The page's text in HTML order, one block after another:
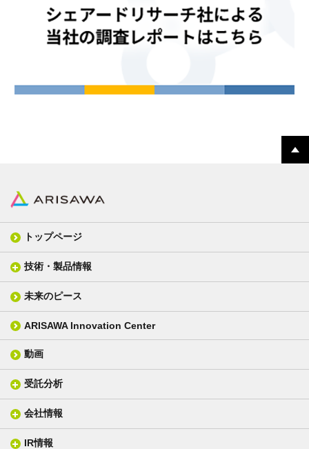
トップページ
技術・製品情報
FPC材料
カバーレイフィルム
銅張り積層板
層間接着シート
3D材料
電気絶縁・産業構造材料
織物製品
未来のピース
ARISAWA Innovation Center
動画
受託分析
分析メニュー(事例)
会社情報
会社概要
IR情報